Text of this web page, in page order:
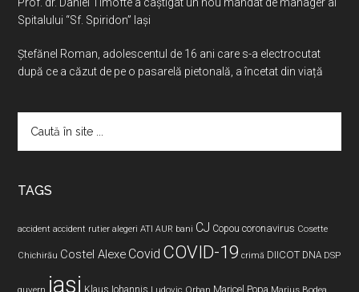
Spitalului “Sf. Spiridon” Iași
Ştefănel Roman, adolescentul de 16 ani care s-a electrocutat
după ce a căzut de pe o pasarelă pietonală, a încetat din viață
TAGS
accident accident rutier alegeri ATI AUR bani CJ Copou coronavirus Cosette
Chichirău Costel Alexe Covid COVID-19 crimă DIICOT DNA DSP
guvern iasi Klaus Iohannis Ludovic Orban Maricel Popa Marius Bodea